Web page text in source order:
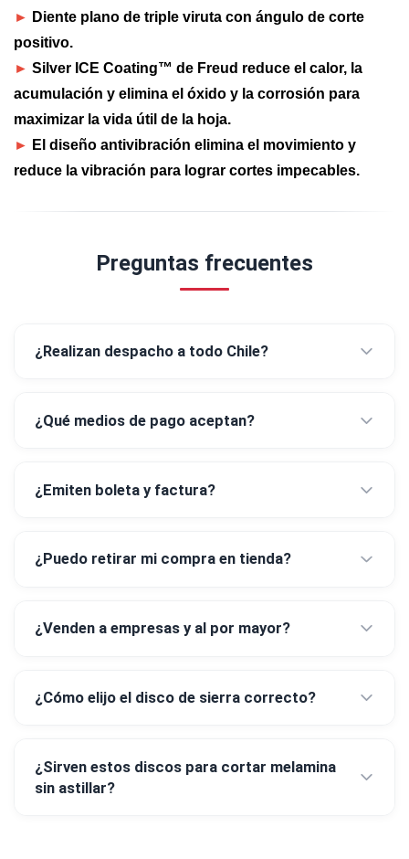
► Diente plano de triple viruta con ángulo de corte
positivo.
► Silver ICE Coating™ de Freud reduce el calor, la
acumulación y elimina el óxido y la corrosión para
maximizar la vida útil de la hoja.
► El diseño antivibración elimina el movimiento y
reduce la vibración para lograr cortes impecables.
Preguntas frecuentes
¿Realizan despacho a todo Chile?
¿Qué medios de pago aceptan?
¿Emiten boleta y factura?
¿Puedo retirar mi compra en tienda?
¿Venden a empresas y al por mayor?
¿Cómo elijo el disco de sierra correcto?
¿Sirven estos discos para cortar melamina
sin astillar?